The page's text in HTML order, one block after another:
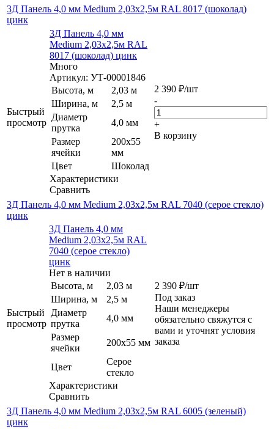
3Д Панель 4,0 мм Medium 2,03х2,5м RAL 8017 (шоколад)
цинк
Быстрый
просмотр
3Д Панель 4,0 мм
Medium 2,03х2,5м RAL
8017 (шоколад) цинк
Много
Артикул: УТ-00001846
Высота, м
2,03 м
Ширина, м
2,5 м
Диаметр
прутка
4,0 мм
Размер
ячейки
200х55
мм
Цвет
Шоколад
Характеристики
Сравнить
2 390 ₽/шт
-
+
В корзину
3Д Панель 4,0 мм Medium 2,03х2,5м RAL 7040 (серое стекло)
цинк
Быстрый
просмотр
3Д Панель 4,0 мм
Medium 2,03х2,5м RAL
7040 (серое стекло)
цинк
Нет в наличии
Высота, м
2,03 м
Ширина, м
2,5 м
Диаметр
прутка
4,0 мм
Размер
ячейки
200х55 мм
Цвет
Серое
стекло
Характеристики
Сравнить
2 390 ₽/шт
Под заказ
Наши менеджеры
обязательно свяжутся с
вами и уточнят условия
заказа
3Д Панель 4,0 мм Medium 2,03х2,5м RAL 6005 (зеленый)
цинк